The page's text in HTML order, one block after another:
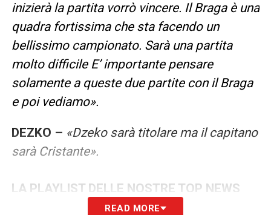
inizierà la partita vorrò vincere. Il Braga è una
quadra fortissima che sta facendo un
bellissimo campionato. Sarà una partita
molto difficile E’ importante pensare
solamente a queste due partite con il Braga
e poi vediamo».
DEZKO – «Dzeko sarà titolare ma il capitano
sarà Cristante».
LA PLAYLIST DELLE NOSTRE TOP NEWS
READ MORE